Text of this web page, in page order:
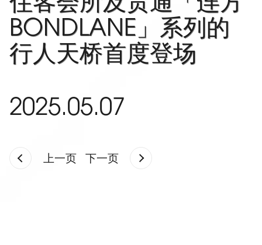
BONDLANE」系列的
行人天桥首度登场
2025.05.07
上一页 下一页